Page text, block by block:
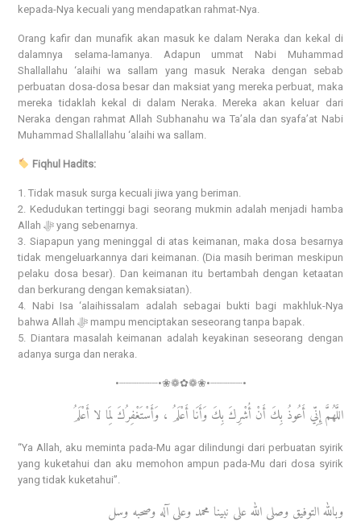
kepada-Nya kecuali yang mendapatkan rahmat-Nya.
Orang kafir dan munafik akan masuk ke dalam Neraka dan kekal di
dalamnya selama-lamanya. Adapun ummat Nabi Muhammad
Shallallahu ‘alaihi wa sallam yang masuk Neraka dengan sebab
perbuatan dosa-dosa besar dan maksiat yang mereka perbuat, maka
mereka tidaklah kekal di dalam Neraka. Mereka akan keluar dari
Neraka dengan rahmat Allah Subhanahu wa Ta’ala dan syafa’at Nabi
Muhammad Shallallahu ‘alaihi wa sallam.
Fiqhul Hadits:
1. Tidak masuk surga kecuali jiwa yang beriman.
2. Kedudukan tertinggi bagi seorang mukmin adalah menjadi hamba
Allah ﷻ yang sebenarnya.
3. Siapapun yang meninggal di atas keimanan, maka dosa besarnya
tidak mengeluarkannya dari keimanan. (Dia masih beriman meskipun
pelaku dosa besar). Dan keimanan itu bertambah dengan ketaatan
dan berkurang dengan kemaksiatan).
4. Nabi Isa ‘alaihissalam adalah sebagai bukti bagi makhluk-Nya
bahwa Allah ﷻ mampu menciptakan seseorang tanpa bapak.
5. Diantara masalah keimanan adalah keyakinan seseorang dengan
adanya surga dan neraka.
•┈┈┈┈┈┈•❀❁✿❁❀•┈┈┈┈┈•
اللَّهُمَّ إِنِّي أَعُوذُ بِكَ أَنْ أُشْرِكَ بِكَ وَأَنَا أَعْلَمُ ، وَأَسْتَغْفِرُكَ لِمَا لا أَعْلَمُ
“Ya Allah, aku meminta pada-Mu agar dilindungi dari perbuatan syirik
yang kuketahui dan aku memohon ampun pada-Mu dari dosa syirik
yang tidak kuketahui”.
وبالله التوفيق وصلى الله على نبينا محمد وعلى آله وصحبه وسل